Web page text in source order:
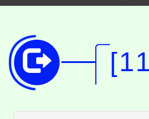
開!
115年桃園
田徑場及
桃園市低
視費優惠